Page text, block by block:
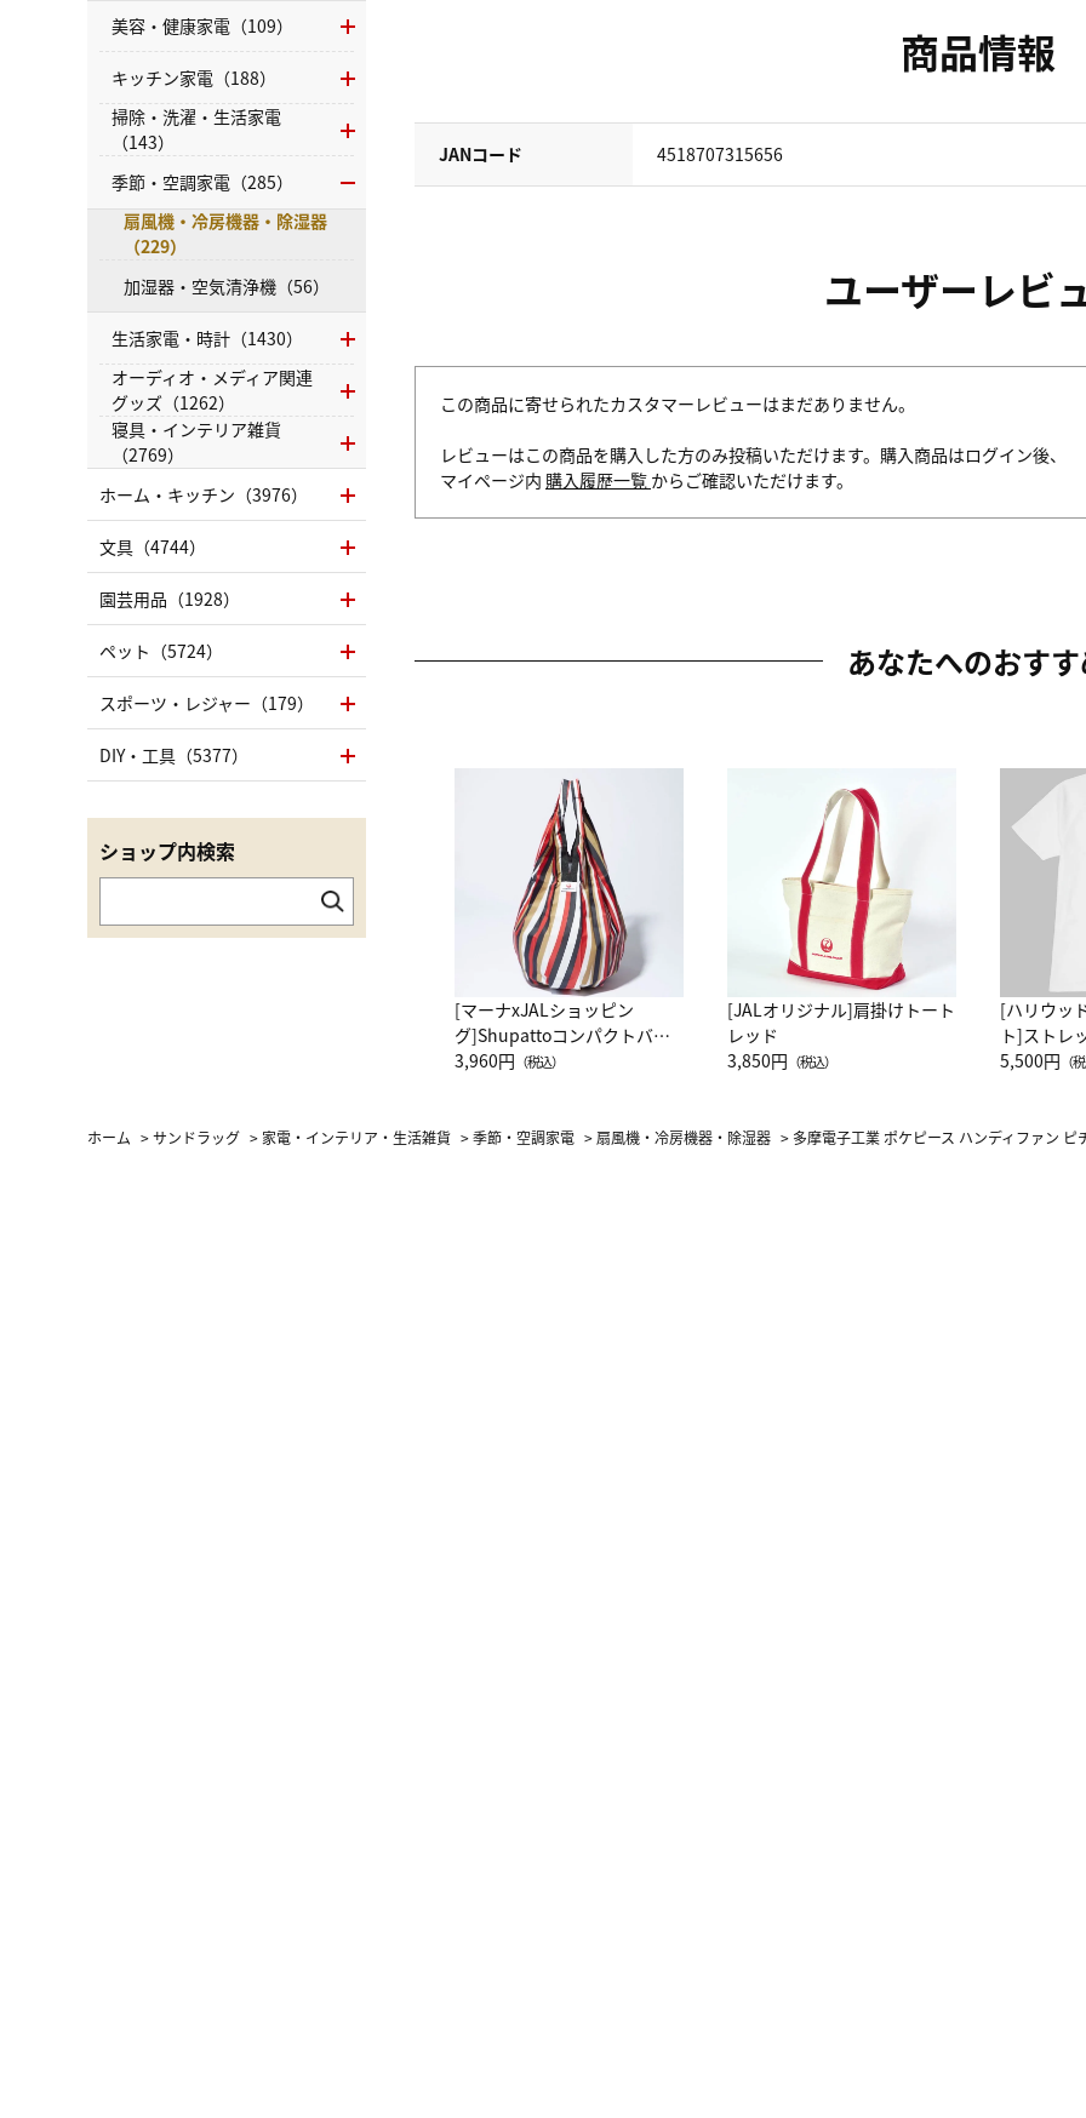
商品情報
JANコード 4518707315656
ユーザーレビ
この商品に寄せられたカスタマーレビューはまだありません。
レビューはこの商品を購入した方のみ投稿いただけます。購入商品はログイン後、
マイページ内 購入履歴一覧 からご確認いただけます。
あなたへのおす
[マーナxJALショッピン
グ]Shupattoコンパクトバッ
グ Drop JAL客室乗務員
3,960円 （税込）
[JALオリジナル]肩掛けトート
レッド
3,850円 （税込）
[ハリウッ
ト]ストレ
ーネック
5,500円 （
美容・健康家電（109）
キッチン家電（188）
掃除・洗濯・生活家電
（143）
季節・空調家電（285）
扇風機・冷房機器・除湿器
（229）
加湿器・空気清浄機（56）
生活家電・時計（1430）
オーディオ・メディア関連
グッズ（1262）
寝具・インテリア雑貨
（2769）
ホーム・キッチン（3976）
文具（4744）
園芸用品（1928）
ペット（5724）
スポーツ・レジャー（179）
DIY・工具（5377）
ショップ内検索
ホーム >サンドラッグ > 家電・インテリア・生活雑貨 >季節・空調家電 > 扇風機・冷房機器・除湿器 > 多摩電子工業 ポケピース ハンディファン